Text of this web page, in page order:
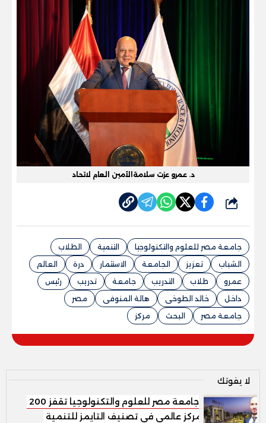
د. عمرو عزت سلامةالأمين العام لاتحاد
شارك
جامعة مصر للعلوم والتكنولوجيا التنمية
الطلاب
الشباب
تعزيز الجامعة الاستثمار درة
العالم
عمرو
طلاب التدريب جامعة تدريب
رئيس
داخل
خالد الطوخى هالة المنوفى
مصر
جامعة مصر
البحث مركز
لا يفوتك
جامعة مصر للعلوم والتكنولوجيا تقفز 200
مركز عالمي في تصنيف التايمز للتنمية